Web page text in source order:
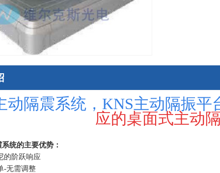
动隔震系统， KNS主动隔振平
应的桌面式主动
统的主要优势：
的阶跃响应
-无需调整